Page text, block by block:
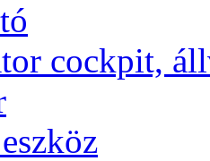
cockpit,